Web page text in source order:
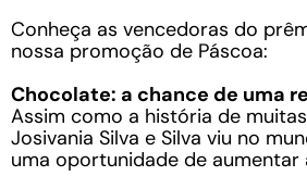
Conheça as vencedoras do
nossa promoção de Páscoa:
Chocolate: a chance de uma
Assim como a história de
Josivania Silva e Silva viu no
uma oportunidade de aumentar